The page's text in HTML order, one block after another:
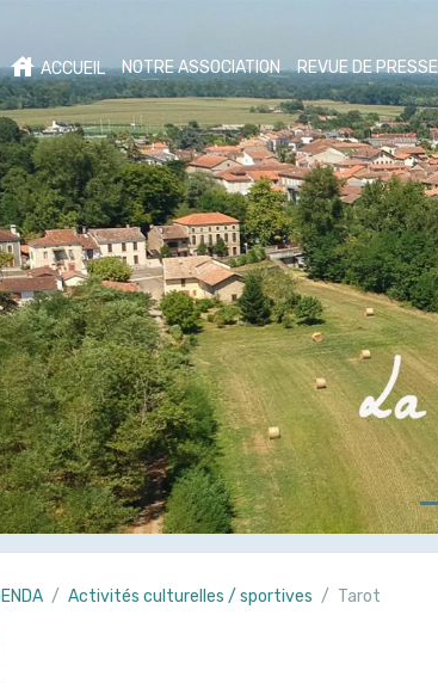
ACCUEIL NOTRE ASSOCIATION REVUE DE PRESSE
Activités culturelles / sportives Tarot